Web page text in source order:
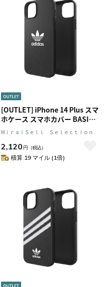
[OUTLET] iPhone 14 Plus スマ
ホケース スマホカバー BASIC
Black(ブラック)/White(ホワイ
ト) シンプル ロゴ adidas
Originals[アディダス オリジナ
ルス]
MⅰｒａｉＳｅｌｌ Ｓｅｌｅｃｔｉｏｎ
2,120 円 （税込）
積算 19 マイル (1倍)